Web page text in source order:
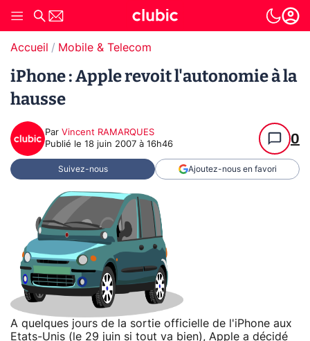
Accueil Mobile & Telecom
iPhone : Apple revoit l'autonomie à la
hausse
Par Vincent RAMARQUES
Publié le 18 juin 2007 à 16h46 0
Suivez-nous Ajoutez-nous en favori
A quelques jours de la sortie officielle de l'iPhone aux
Etats-Unis (le 29 juin si tout va bien), Apple a décidé